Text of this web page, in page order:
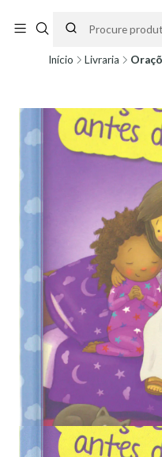
partir do dia 11 de Agosto, às 10H.
Início Livraria